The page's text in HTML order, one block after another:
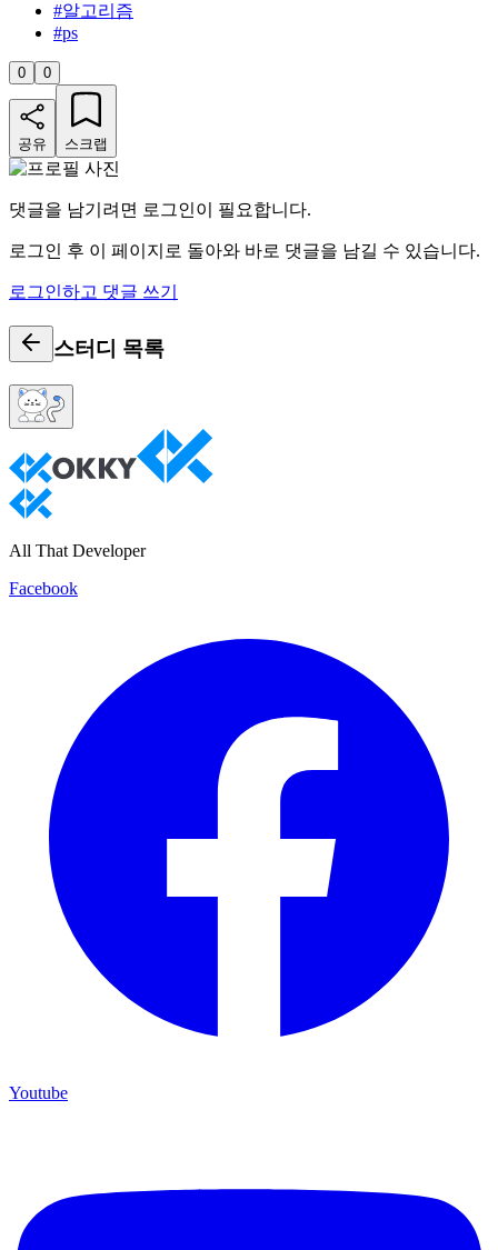
#알고리즘
#ps
0 0
공유 스크랩
댓글을 남기려면 로그인이 필요합니다.
로그인 후 이 페이지로 돌아와 바로 댓글을 남길 수 있습니다.
로그인하고 댓글 쓰기
스터디 목록
All That Developer
Facebook
Youtube